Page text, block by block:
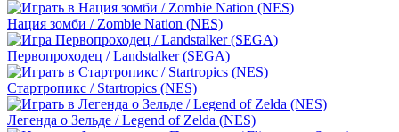
Нация зомби / Zombie Nation (NES)
Первопроходец / Landstalker (SEGA)
Стартропикс / Startropics (NES)
Легенда о Зельде / Legend of Zelda (NES)